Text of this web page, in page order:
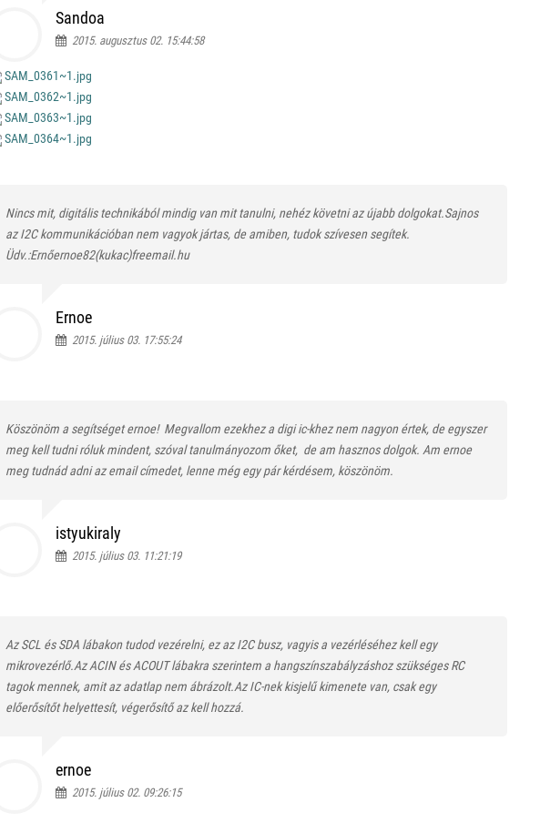
Sandoa
2015. augusztus 02. 15:44:58
SAM_0361~1.jpg
SAM_0362~1.jpg
SAM_0363~1.jpg
SAM_0364~1.jpg
Nincs mit, digitális technikából mindig van mit tanulni, nehéz követni az újabb dolgokat.Sajnos
az I2C kommunikációban nem vagyok jártas, de amiben, tudok szívesen segítek.
Üdv.:Ernőernoe82(kukac)freemail.hu
Ernoe
2015. július 03. 17:55:24
Köszönöm a segítséget ernoe! Megvallom ezekhez a digi ic-khez nem nagyon értek, de egyszer
meg kell tudni róluk mindent, szóval tanulmányozom őket, de am hasznos dolgok. Am ernoe
meg tudnád adni az email címedet, lenne még egy pár kérdésem, köszönöm.
istyukiraly
2015. július 03. 11:21:19
Az SCL és SDA lábakon tudod vezérelni, ez az I2C busz, vagyis a vezérléséhez kell egy
mikrovezérlő.Az ACIN és ACOUT lábakra szerintem a hangszínszabályzáshoz szükséges RC
tagok mennek, amit az adatlap nem ábrázolt.Az IC-nek kisjelű kimenete van, csak egy
előerősítőt helyettesít, végerősítő az kell hozzá.
ernoe
2015. július 02. 09:26:15